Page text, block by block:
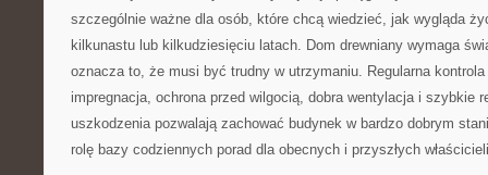
szczególnie ważne dla osób, które chcą wiedzieć, jak wygląda
kilkunastu lub kilkudziesięciu latach. Dom drewniany wymaga
oznacza to, że musi być trudny w utrzymaniu. Regularna kontrola
impregnacja, ochrona przed wilgocią, dobra wentylacja i szybkie
uszkodzenia pozwalają zachować budynek w bardzo dobrym
rolę bazy codziennych porad dla obecnych i przyszłych